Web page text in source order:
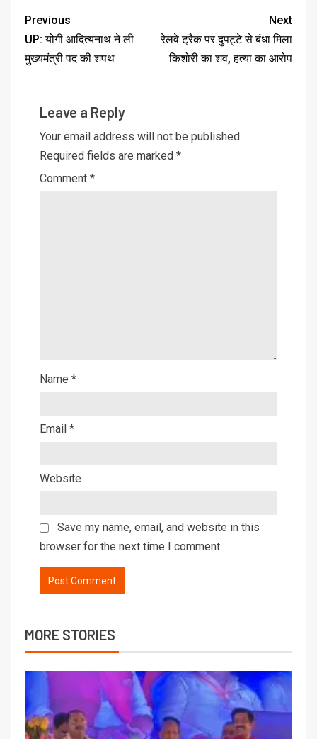
Previous
UP: योगी आदित्यनाथ ने ली
मुख्यमंत्री पद की शपथ
Next
रेलवे ट्रैक पर दुपट्टे से बंधा मिला
किशोरी का शव, हत्या का आरोप
Leave a Reply
Your email address will not be published.
Required fields are marked *
Comment *
Name *
Email *
Website
Save my name, email, and website in this
browser for the next time I comment.
MORE STORIES